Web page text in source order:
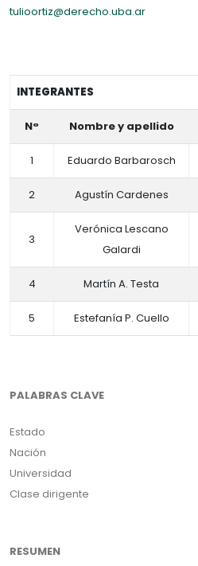
tulioortiz@derecho.uba.ar
INTEGRANTES
N° Nombre y apellido
1 Eduardo Barbarosch
2 Agustín Cardenes
3
Verónica Lescano
Galardi
4 Martín A. Testa
5 Estefanía P. Cuello
PALABRAS CLAVE
Estado
Nación
Universidad
Clase dirigente
RESUMEN